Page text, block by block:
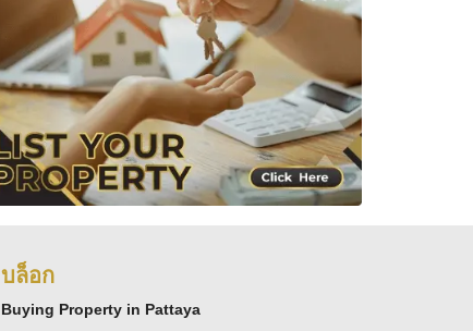
บล็อก
Buying Property in Pattaya